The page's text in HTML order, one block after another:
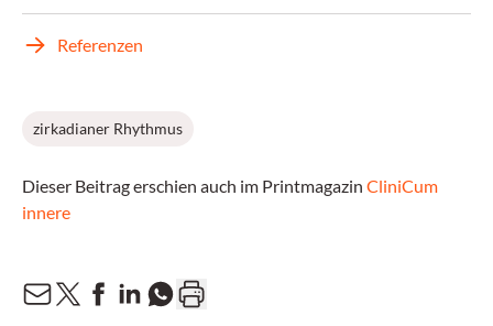
Referenzen
zirkadianer Rhythmus
Dieser Beitrag erschien auch im Printmagazin CliniCum
innere